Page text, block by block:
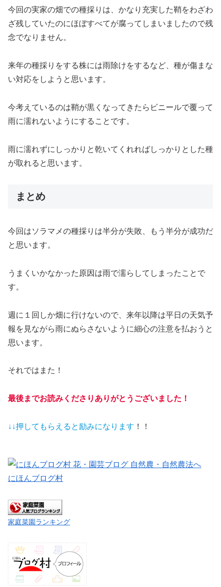
今回の実家の畑での種採りは、かなり充実した鞘をわざわ
ざ残していたのにほぼすべてが腐ってしまいましたので残
念でなりません。
来年の種採りをする株には雨除けをするなど、種が傷まな
い対応をしようと思います。
今考えているのは鞘が黒くなってきたらビニールで覆って
雨に濡れないようにすることです。
雨に濡れずにしっかりと乾いてくれればしっかりとした種
が取れると思います。
まとめ
今回はソラマメの種採りは半分が失敗、もう半分が成功だ
と思います。
うまくいかなかった原因は雨で濡らしてしまったことで
す。
週に１回しか畑に行けないので、来年以降は平日の天気予
報を見ながら雨にぬらさないように細心の注意を払おうと
思います。
それではまた！
最後までお読みくださりありがとうございました！
↓↓押してもらえると 励みになります ！！
にほんブログ村
家庭菜園ランキング